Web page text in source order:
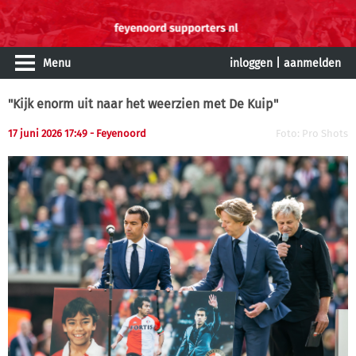
Menu inloggen aanmelden
"Kijk enorm uit naar het weerzien met De Kuip"
17 juni 2026 17:49 - Feyenoord Foto: Pro Shots